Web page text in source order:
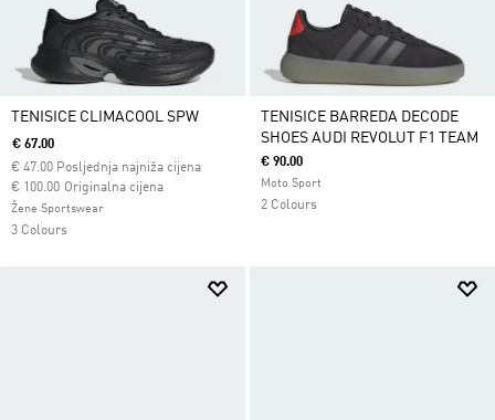
TENISICE CLIMACOOL SPW
€ 67.00
€ 47.00 Posljednja najniža cijena
Originalna cijena
Cijena umanjena od
€ 100.00za
Žene Sportswear
3 Colours
TENISICE BARREDA DECODE
SHOES AUDI REVOLUT F1 TEAM
€ 90.00
Moto Sport
2 Colours